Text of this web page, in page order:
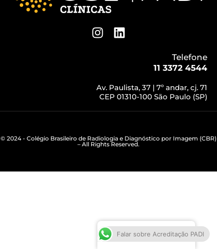
Telefone
11 3372 4544
Av. Paulista, 37 | 7º andar, cj. 71
CEP 01310-100 São Paulo (SP)
© 2024 - Colégio Brasileiro de Radiologia e Diagnóstico por Imagem (CBR)
– All Rights Reserved.
Português do Brasil
Falar sobre Acreditação PADI